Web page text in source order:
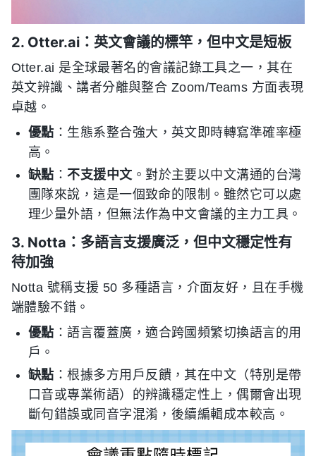
2. Otter.ai：英文會議的標竿，但中文是短板
Otter.ai 是全球最著名的會議記錄工具之一，其在
英文辨識、講者分離與整合 Zoom/Teams 方面表現
卓越。
優點 ：生態系整合強大，英文即時轉寫準確率極
高。
缺點 ：不支援中文。對於主要以中文溝通的台灣
團隊來說，這是一個致命的限制。雖然它可以處
理少量外語，但無法作為中文會議的主力工具。
3. Notta：多語言支援廣泛，但中文穩定性有
待加強
Notta 號稱支援 50 多種語言，介面友好，且在手機
端體驗不錯。
優點 ：語言覆蓋廣，適合跨國頻繁切換語言的用
戶。
缺點 ：根據多方用戶反饋，其在中文（特別是帶
口音或專業術語）的辨識穩定性上，偶爾會出現
斷句錯誤或同音字混淆，後續編輯成本較高。